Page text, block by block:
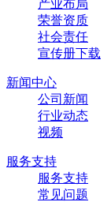
产业布局
荣誉资质
社会责任
宣传册下载
新闻中心
公司新闻
行业动态
视频
服务支持
服务支持
常见问题